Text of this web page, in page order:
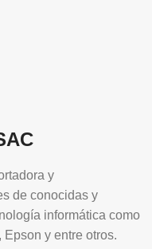
y
de conocidas y
informática como
Epson y entre otros.